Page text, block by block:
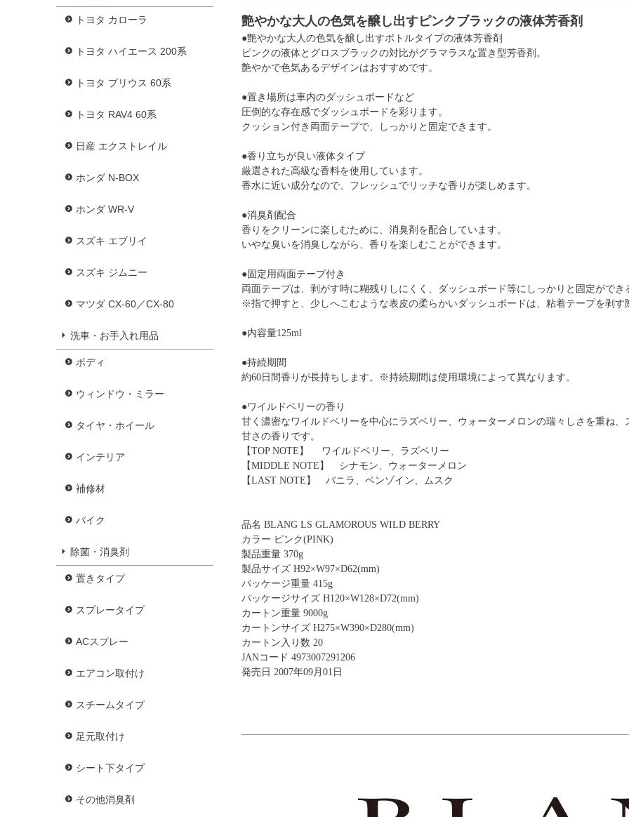
トヨタ カローラ
トヨタ ハイエース 200系
トヨタ プリウス 60系
トヨタ RAV4 60系
日産 エクストレイル
ホンダ N-BOX
ホンダ WR-V
スズキ エブリイ
スズキ ジムニー
マツダ CX-60／CX-80
洗車・お手入れ用品
ボディ
ウィンドウ・ミラー
タイヤ・ホイール
インテリア
補修材
バイク
除菌・消臭剤
置きタイプ
スプレータイプ
ACスプレー
エアコン取付け
スチームタイプ
足元取付け
シート下タイプ
その他消臭剤
艶やかな大人の色気を醸し出すピンクブラックの液体芳香剤
●艶やかな大人の色気を醸し出すボトルタイプの液体芳香剤
ピンクの液体とグロスブラックの対比がグラマラスな置き型芳香剤。
艶やかで色気あるデザインはおすすめです。
●置き場所は車内のダッシュボードなど
圧倒的な存在感でダッシュボードを彩ります。
クッション付き両面テープで、しっかりと固定できます。
●香り立ちが良い液体タイプ
厳選された高級な香料を使用しています。
香水に近い成分なので、フレッシュでリッチな香りが楽しめます。
●消臭剤配合
香りをクリーンに楽しむために、消臭剤を配合しています。
いやな臭いを消臭しながら、香りを楽しむことができます。
●固定用両面テープ付き
両面テープは、剥がす時に糊残りしにくく、ダッシュボード等にしっかりと固定ができ
※指で押すと、少しへこむような表皮の柔らかいダッシュボードは、粘着テープを剥す
●内容量125ml
●持続期間
約60日間香りが長持ちします。※持続期間は使用環境によって異なります。
●ワイルドベリーの香り
甘く濃密なワイルドベリーを中心にラズベリー、ウォーターメロンの瑞々しさを重ね
甘さの香りです。
【TOP NOTE】 ワイルドベリー、ラズベリー
【MIDDLE NOTE】 シナモン、ウォーターメロン
【LAST NOTE】 バニラ、ベンゾイン、ムスク
品名 BLANG LS GLAMOROUS WILD BERRY
カラー ピンク(PINK)
製品重量 370g
製品サイズ H92×W97×D62(mm)
パッケージ重量 415g
パッケージサイズ H120×W128×D72(mm)
カートン重量 9000g
カートンサイズ H275×W390×D280(mm)
カートン入り数 20
JANコード 4973007291206
発売日 2007年09月01日